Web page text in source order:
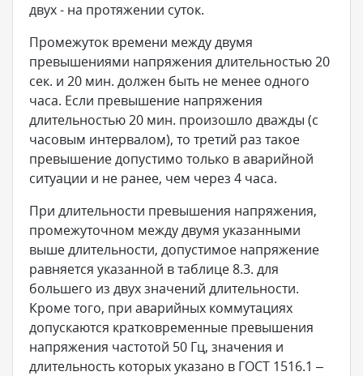
двух - на протяжении суток.
Промежуток времени между двумя
превышениями напряжения длительностью 20
сек. и 20 мин. должен быть не менее одного
часа. Если превышение напряжения
длительностью 20 мин. произошло дважды (с
часовым интервалом), то третий раз такое
превышение допустимо только в аварийной
ситуации и не ранее, чем через 4 часа.
При длительности превышения напряжения,
промежуточном между двумя указанными
выше длительности, допустимое напряжение
равняется указанной в таблице 8.3. для
большего из двух значений длительности.
Кроме того, при аварийных коммутациях
допускаются кратковременные превышения
напряжения частотой 50 Гц, значения и
длительность которых указано в ГОСТ 1516.1 –